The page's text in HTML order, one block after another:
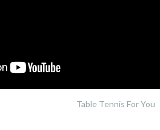
Table Tennis For You